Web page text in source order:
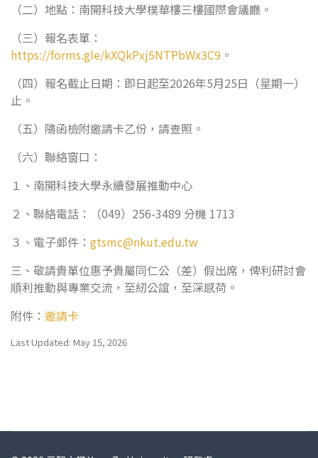
（二）地點：南開科技大學樸華樓三樓國際會議廳。
（三）報名表單：
https://forms.gle/kXQkPxj5NTPbWx3C9 。
（四）報名截止日期：即日起至2026年5月25日（星期一）
止。
（五）隨函檢附邀請卡乙份，請查照。
（六）聯絡窗口：
１、南開科技大學永續發展推動中心
２、聯絡電話：（049）256-3489 分機 1713
３、電子郵件： gtsmc@nkut.edu.tw
三、敬請貴單位惠予貴屬同仁公（差）假出席，俾利研討會
順利推動與專業交流，至紉公誼，至深感荷。
附件： 邀請卡
Last Updated: May 15, 2026